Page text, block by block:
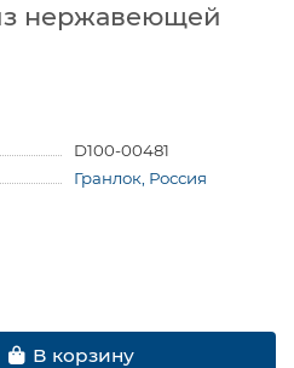
нержавеющей
D100-00481
Гранлок, Россия
В корзину